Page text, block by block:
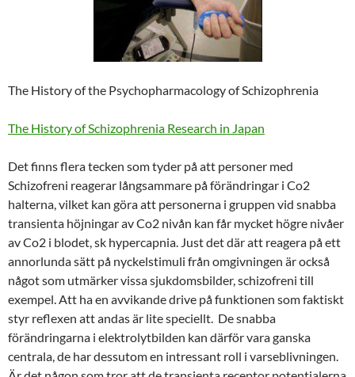
The History of the Psychopharmacology of Schizophrenia
The History of Schizophrenia Research in Japan
Det finns flera tecken som tyder på att personer med
Schizofreni reagerar långsammare på förändringar i Co2
halterna, vilket kan göra att personerna i gruppen vid snabba
transienta höjningar av Co2 nivån kan får mycket högre nivåer
av Co2 i blodet, sk hypercapnia. Just det där att reagera på ett
annorlunda sätt på nyckelstimuli från omgivningen är också
något som utmärker vissa sjukdomsbilder, schizofreni till
exempel. Att ha en avvikande drive på funktionen som faktiskt
styr reflexen att andas är lite speciellt. De snabba
förändringarna i elektrolytbilden kan därför vara ganska
centrala, de har dessutom en intressant roll i varseblivningen.